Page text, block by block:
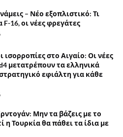
– Νέο εξοπλιστικό: Τι
F-16, οι νέες φρεγάτες
ισορροπίες στο Αιγαίο: Οι νέες
μετατρέπουν τα ελληνικά
εφιάλτη για κάθε
Μην τα βάζεις με το
η Τουρκία θα πάθει τα ίδια με